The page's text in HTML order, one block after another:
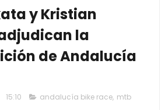
y Kristian
la
de Andalucía
15:10 andalucía bike race, mtb